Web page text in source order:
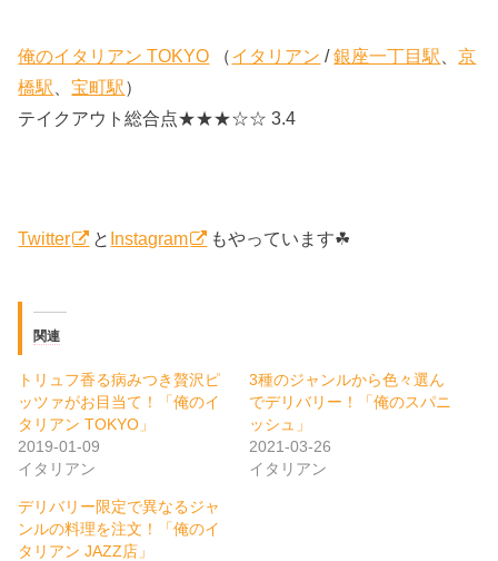
俺のイタリアン TOKYO （イタリアン /銀座一丁目駅 、京
橋駅 、宝町駅）
テイクアウト総合点★★★☆☆ 3.4
Twitter と Instagram もやっています☘
関連
トリュフ香る病みつき贅沢ピ
ッツァがお目当て！「俺のイ
タリアン TOKYO」
2019-01-09
イタリアン
3種のジャンルから色々選ん
でデリバリー！「俺のスパニ
ッシュ」
2021-03-26
イタリアン
デリバリー限定で異なるジャ
ンルの料理を注文！「俺のイ
タリアン JAZZ店」